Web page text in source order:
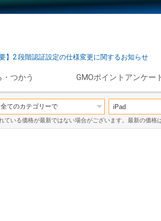
】2 段階認証設定の仕様変更に関するお知らせ
つかう GMOポイントアンケー
ている価格が最新ではない場合がございます。最新の価格